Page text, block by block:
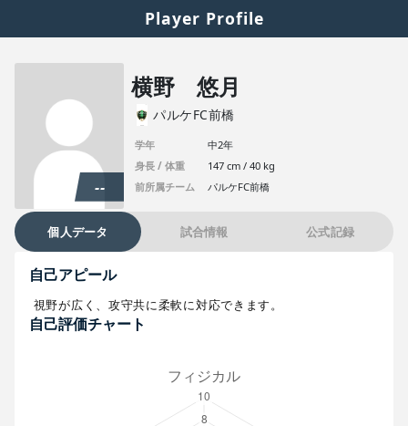
Player Profile
--
横野 悠月
パルケFC前橋
学年
中2年
身長 / 体重
147 cm / 40 kg
前所属チーム
パルケFC前橋
個人データ 試合情報 公式記録
自己アピール
視野が広く、攻守共に柔軟に対応できます。
自己評価チャート